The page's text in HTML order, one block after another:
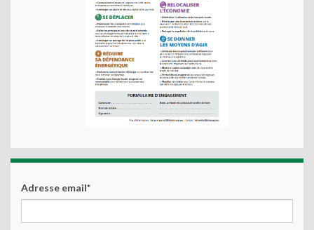
Adresse email*